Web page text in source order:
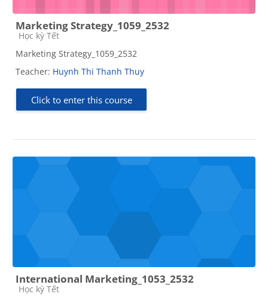
Marketing Strategy_1059_2532
Course category
Học kỳ Tết
Marketing Strategy_1059_2532
Teacher: Huynh Thi Thanh Thuy
Click to enter this course
International Marketing_1053_2532
Course category
Học kỳ Tết